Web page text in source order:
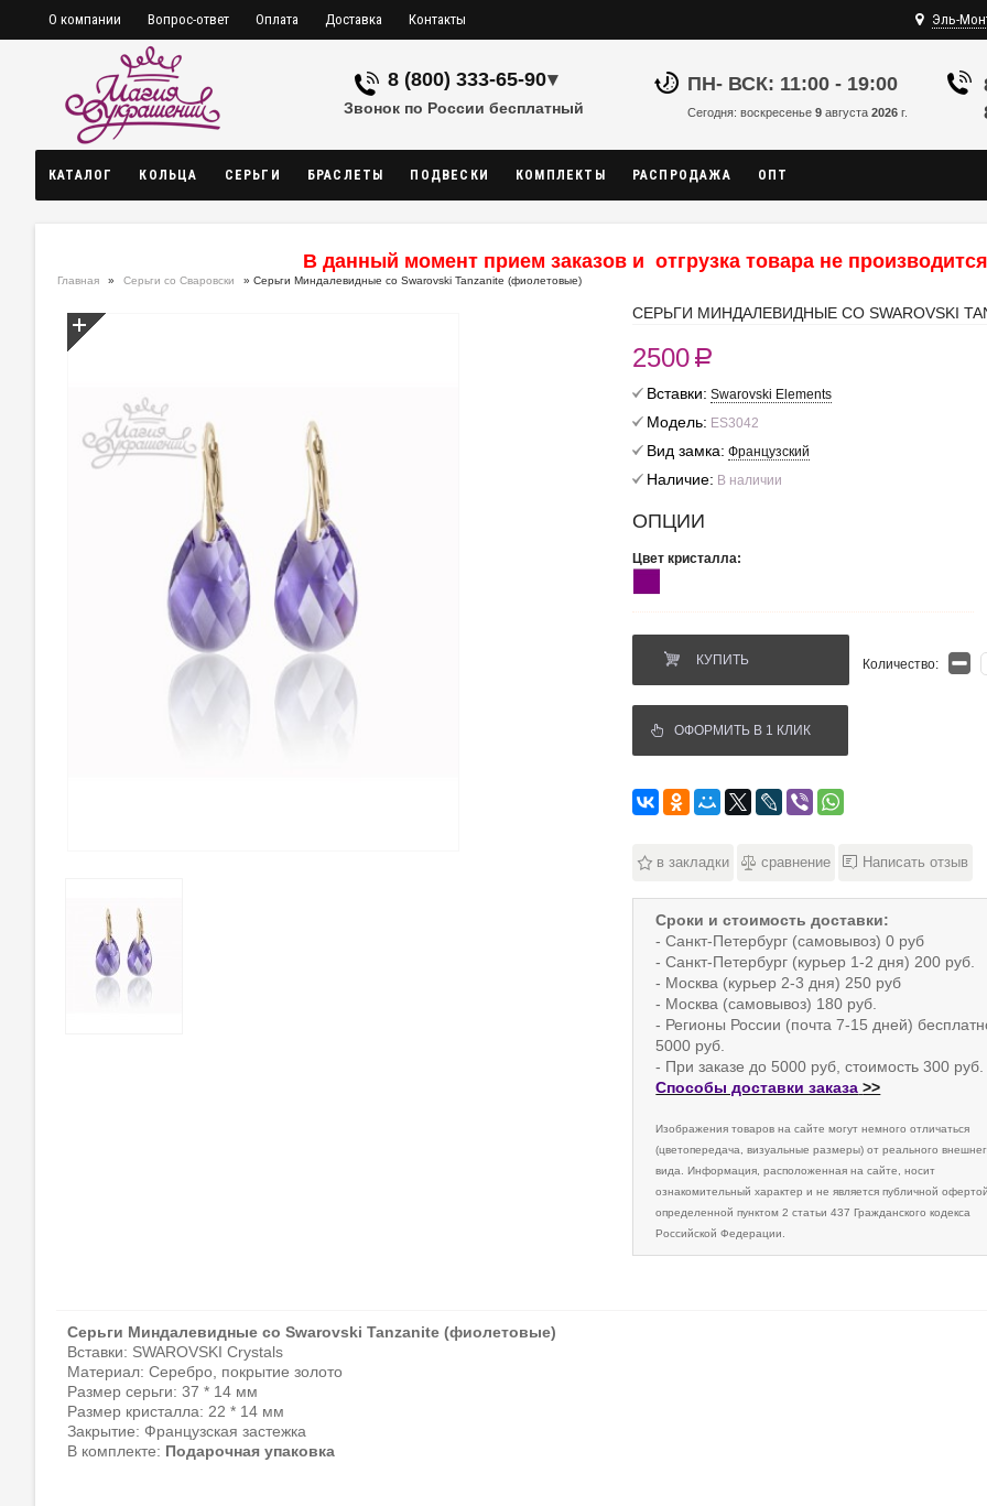
О компании Вопрос-ответ Оплата Доставка Контакты Эль-
8 (800) 333-65-90▾
Звонок по России бесплатный
ПН- ВСК: 11:00 - 19:00
Сегодня: воскресенье 9 августа 2026 г.
КАТАЛОГ КОЛЬЦА СЕРЬГИ БРАСЛЕТЫ ПОДВЕСКИ КОМПЛЕКТЫ РАСПРОДАЖА ОПТ
В данный момент прием заказов и отгрузка товара не
Главная » Серьги со Сваровски » Серьги Миндалевидные со Swarovski Tanzanite (фиолетовые)
СЕРЬГИ МИНДАЛЕВИДНЫЕ СО SWAROVSKI
2500R
Вставки: Swarovski Elements
Модель: ES3042
Вид замка: Французский
Наличие: В наличии
ОПЦИИ
Цвет кристалла:
КУПИТЬ Количество:
ОФОРМИТЬ В 1 КЛИК
в закладки сравнение Написать отзыв
Сроки и стоимость доставки:
- Санкт-Петербург (самовывоз) 0 руб
- Санкт-Петербург (курьер 1-2 дня) 200 руб.
- Москва (курьер 2-3 дня) 250 руб
- Москва (самовывоз) 180 руб.
- Регионы России (почта 7-15 дней)
5000 руб.
- При заказе до 5000 руб, стоимость 300 руб.
Способы доставки заказа >>
Изображения товаров на сайте могут немного отличаться
(цветопередача, визуальные размеры) от реального
вида. Информация, расположенная на сайте, носит
ознакомительный характер и не является публичной офертой,
определенной пунктом 2 статьи 437 Гражданского кодекса
Российской Федерации.
Серьги Миндалевидные со Swarovski Tanzanite (фиолетовые)
Вставки: SWAROVSKI Crystals
Материал: Серебро, покрытие золото
Размер серьги: 37 * 14 мм
Размер кристалла: 22 * 14 мм
Закрытие: Французская застежка
В комплекте: Подарочная упаковка